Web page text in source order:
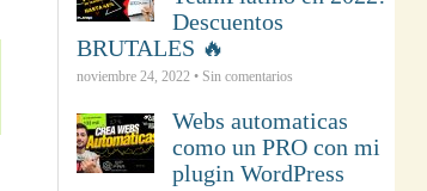
Descuentos
BRUTALES 🔥
noviembre 24, 2022 • Sin comentarios
Webs automaticas
como un PRO con mi
plugin WordPress